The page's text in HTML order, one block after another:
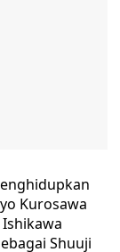
Kurosawa
Shuuji